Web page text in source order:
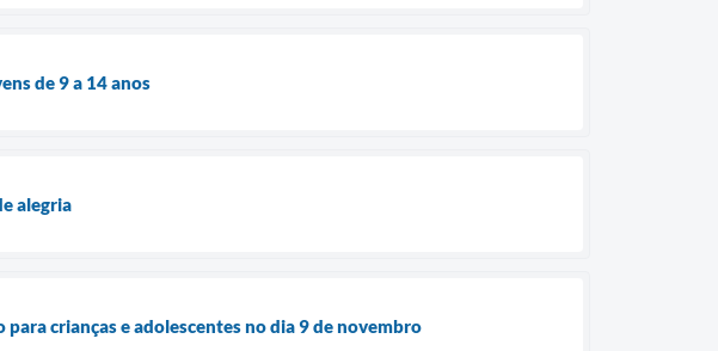
de 9 a 14 anos
alegria
crianças e adolescentes no dia 9 de novembro